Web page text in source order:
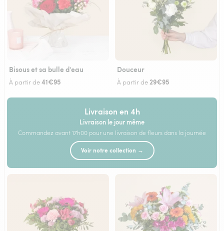
Bisous et sa bulle d'eau
À partir de41€95
Douceur
À partir de29€95
Livraison en 4h
Livraison le jour même
Commandez avant 17h00 pour une livraison de fleurs dans la journée
Voir notre collection →